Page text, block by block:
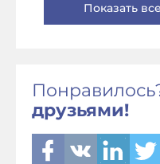
Показать
друзьями!